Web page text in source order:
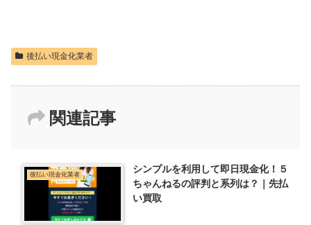
後払い現金化業者
関連記事
後払い現金化業者
シンプルを利用して即日現金化！５
ちゃんねるの評判と系列は？｜先払
い買取